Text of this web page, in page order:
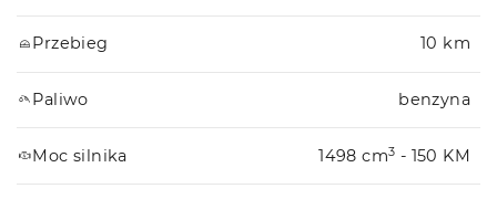
Przebieg 10 km
Paliwo benzyna
Moc silnika 1498 cm3 - 150 KM